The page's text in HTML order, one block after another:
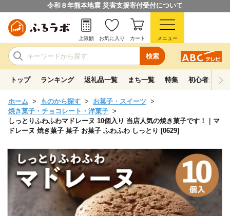
令和８年熊本地震 災害支援寄付受付について
検索
上限額 お気に入り カート メニュー
トップ ランキング 返礼品一覧 まち一覧 特集 初心者ガイド
ホーム ものから探す
お菓子・スイーツ
焼き菓子・チョコレート・洋菓子
しっとりふわふわマドレーヌ 10個入り 当店人気の焼き菓子です！｜マ
ドレーヌ 焼き菓子 菓子 お菓子 ふわふわ しっとり [0629]